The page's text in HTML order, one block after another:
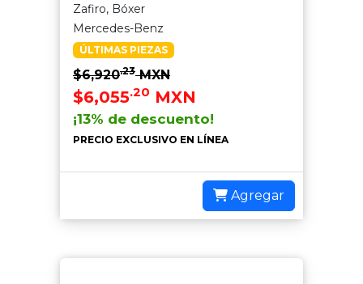
Zafiro, Bóxer
Mercedes-Benz
ÚLTIMAS PIEZAS
$6,920.23MXN
$6,055.20 MXN
¡13% de descuento!
PRECIO EXCLUSIVO EN LÍNEA
Agregar